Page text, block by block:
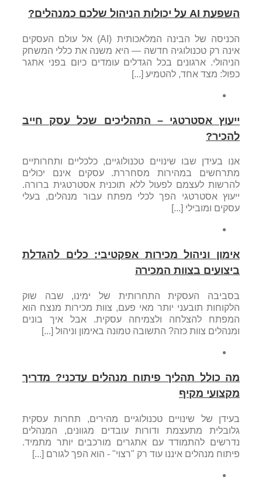
השפעת AI על יכולות הניהול שלכם כמנהלים?
הכניסה של הבינה המלאכותית (AI) אל עולם העסקים
אינה רק טכנולוגיה חדשה — היא משנה את כללי המשחק
הניהולי. ארגונים בכל הגדלים עומדים כיום בפני אתגר
כפול: מצד אחד, להטמיע [...]
ייעוץ אסטרטגי – התהליכים שכל עסק חייב
להכיר?
אנו בעידן שבו שינויים טכנולוגיים, כלכליים ותחרותיים
מתרחשים במהירות מסחררת. עסקים אינם יכולים
להרשות לעצמם לפעול ללא תוכנית אסטרטגית ברורה.
ייעוץ אסטרטגי הפך לכלי מפתח עבור מנהלים, בעלי
עסקים ומובילי [...]
אימון וניהול מכירות אפקטיבי: כלים להגדלת
ביצועים בצוות המכירה
בסביבה העסקית התחרותית של ימינו, שבה שוק
הלקוחות תובעני יותר מאי פעם, צוות מכירות מנצח הוא
המפתח להצלחה ולצמיחה עסקית. אבל איך בונים
ומנהלים צוות כזה? התשובה טמונה באימון וניהול [...]
מה כולל תהליך פיתוח מנהלים עדכני? מדריך
מקצועי מקיף
בעידן של שינויים טכנולוגיים מהירים, תחרות עסקית
גלובלית מתעצמת ודורות עובדים מגוונים, המנהלים
נדרשים להתמודד עם אתגרים מורכבים יותר מתמיד.
פיתוח מנהלים איננו עוד רק "רצוי" - הוא הפך לגורם [...]